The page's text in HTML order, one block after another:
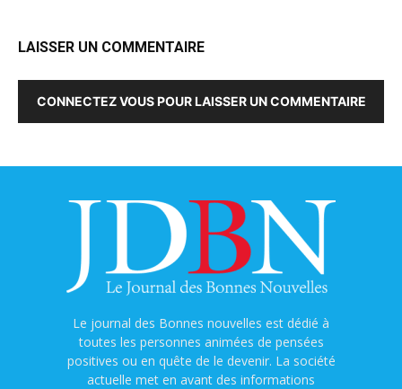
LAISSER UN COMMENTAIRE
CONNECTEZ VOUS POUR LAISSER UN COMMENTAIRE
Le journal des Bonnes nouvelles est dédié à
toutes les personnes animées de pensées
positives ou en quête de le devenir. La société
actuelle met en avant des informations